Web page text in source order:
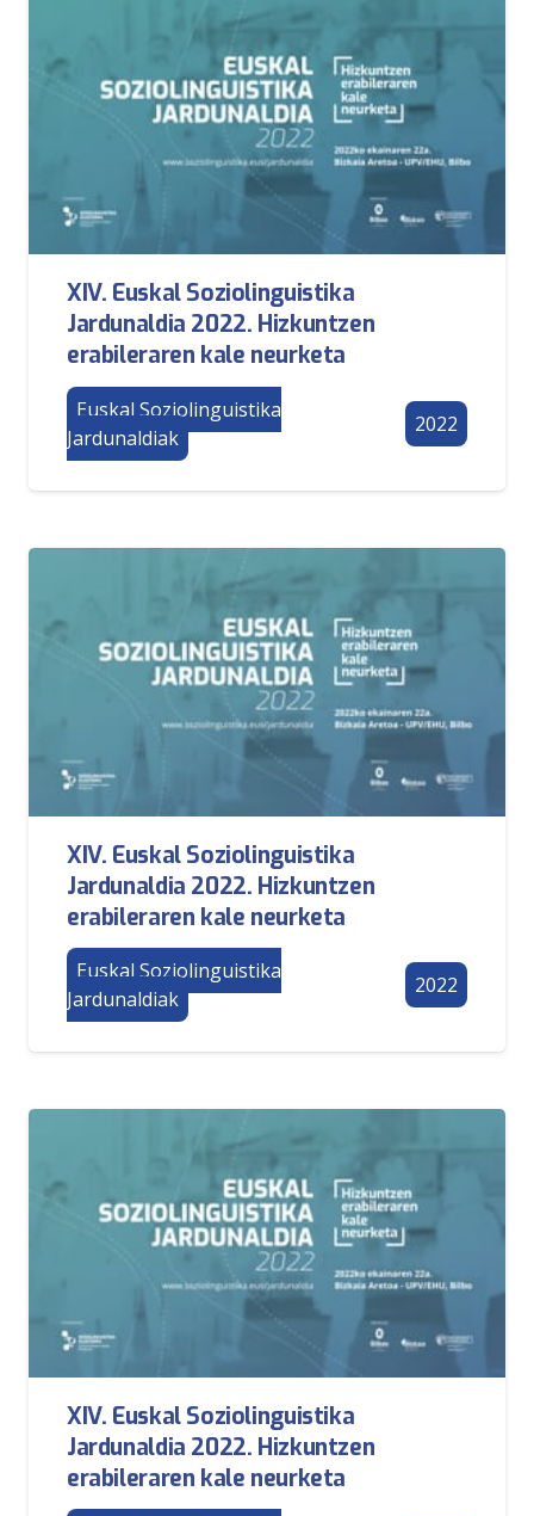
XIV. Euskal Soziolinguistika
Jardunaldia 2022. Hizkuntzen
erabileraren kale neurketa
Euskal Soziolinguistika
Jardunaldiak
2022
XIV. Euskal Soziolinguistika
Jardunaldia 2022. Hizkuntzen
erabileraren kale neurketa
Euskal Soziolinguistika
Jardunaldiak
2022
XIV. Euskal Soziolinguistika
Jardunaldia 2022. Hizkuntzen
erabileraren kale neurketa